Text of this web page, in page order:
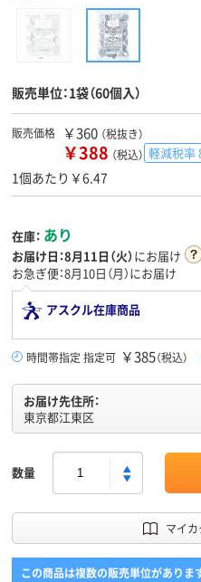
販売単位：1袋（60個入）
販売価格 ￥360 （税抜き）
￥388 （税込） 軽減税率
1個あたり￥6.47
在庫： あり
お届け日：8月11日（火）にお届け
お急ぎ便：8月10日（月）にお届け
アスクル在庫商品
時間帯指定 指定可 ￥385（税込）
お届け先住所：
東京都江東区
数量
マイ
この商品は複数の販売単位がありま